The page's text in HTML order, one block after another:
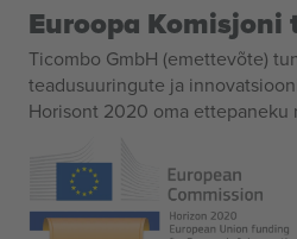
Euroopa Komisjoni
Ticombo GmbH (emettevõte)
teadusuuringute ja
Horisont 2020 oma ettepaneku